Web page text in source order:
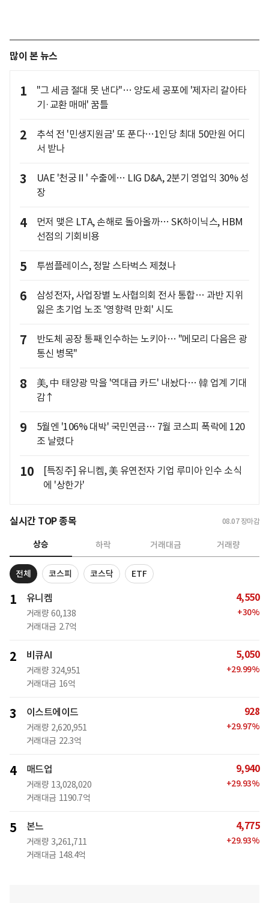
많이 본 뉴스
1
"그 세금 절대 못 낸다"… 양도세 공포에 '제자리 갈아타
기·교환 매매' 꿈틀
2
추석 전 '민생지원금' 또 푼다…1인당 최대 50만원 어디
서 받나
3
UAE '천궁Ⅱ' 수출에… LIG D&A, 2분기 영업익 30% 성
장
4
먼저 맺은 LTA, 손해로 돌아올까… SK하이닉스, HBM
선점의 기회비용
5 투썸플레이스, 정말 스타벅스 제쳤나
6
삼성전자, 사업장별 노사협의회 전사 통합… 과반 지위
잃은 초기업 노조 '영향력 만회' 시도
7
반도체 공장 통째 인수하는 노키아… "메모리 다음은 광
통신 병목"
8
美, 中 태양광 막을 '역대급 카드' 내놨다… 韓 업계 기대
감↑
9
5월엔 '106% 대박' 국민연금… 7월 코스피 폭락에 120
조 날렸다
10
[특징주] 유니켐, 美 유연전자 기업 루미아 인수 소식
에 '상한가'
실시간 TOP 종목 08.07 장마감
상승 하락 거래대금 거래량
전체 코스피 코스닥 ETF
1 유니켐
거래량 60,138
거래대금 2.7억
4,550
+30%
2 비큐AI
거래량 324,951
거래대금 16억
5,050
+29.99%
3 이스트에이드
거래량 2,620,951
거래대금 22.3억
928
+29.97%
4 매드업
거래량 13,028,020
거래대금 1190.7억
9,940
+29.93%
5 본느
거래량 3,261,711
거래대금 148.4억
4,775
+29.93%